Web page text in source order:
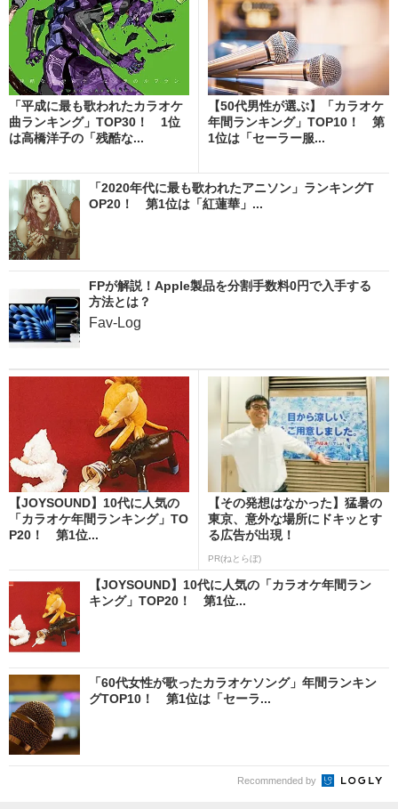
「平成に最も歌われたカラオケ
曲ランキング」TOP30！ 1位
は高橋洋子の「残酷な...
【50代男性が選ぶ】「カラオケ
年間ランキング」TOP10！ 第
1位は「セーラー服...
「2020年代に最も歌われたアニソン」ランキングT
OP20！ 第1位は「紅蓮華」...
FPが解説！Apple製品を分割手数料0円で入手する
方法とは？
Fav-Log
【JOYSOUND】10代に人気の
「カラオケ年間ランキング」TO
P20！ 第1位...
【その発想はなかった】猛暑の
東京、意外な場所にドキッとす
る広告が出現！
PR(ねとらぼ)
【JOYSOUND】10代に人気の「カラオケ年間ラン
キング」TOP20！ 第1位...
「60代女性が歌ったカラオケソング」年間ランキン
グTOP10！ 第1位は「セーラ...
Recommended by